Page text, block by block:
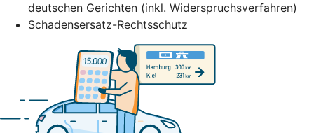
deutschen Gerichten (inkl. Widerspruchsverfahren)
Schadensersatz-Rechtsschutz